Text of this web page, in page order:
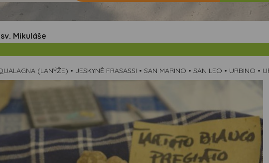
Mikuláše
(LANÝŽE) • JESKYNĚ FRASASSI • SAN MARINO • SAN LEO • URBINO •